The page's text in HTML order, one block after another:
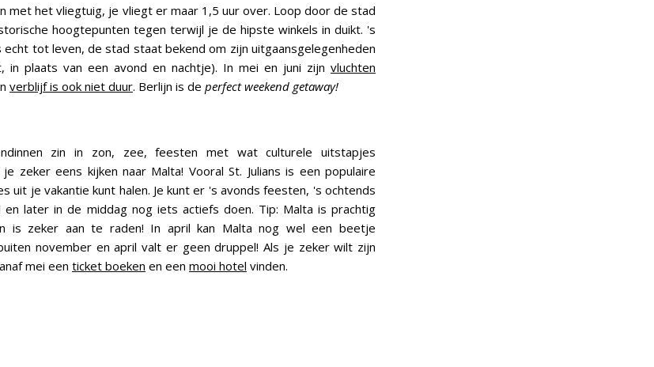
met het vliegtuig, je vliegt er maar 1,5 uur over. Loop door de stad
hoogtepunten tegen terwijl je de hipste winkels in duikt. 's
echt tot leven, de stad staat bekend om zijn uitgaansgelegenheden
in plaats van een avond en nachtje). In mei en juni zijn vluchten
verblijf is ook niet duur. Berlijn is de perfect weekend getaway!
zin in zon, zee, feesten met wat culturele uitstapjes
zeker eens kijken naar Malta! Vooral St. Julians is een populaire
uit je vakantie kunt halen. Je kunt er 's avonds feesten, 's ochtends
later in de middag nog iets actiefs doen. Tip: Malta is prachtig
is zeker aan te raden! In april kan Malta nog wel een beetje
november en april valt er geen druppel! Als je zeker wilt zijn
mei een ticket boeken en een mooi hotel vinden.